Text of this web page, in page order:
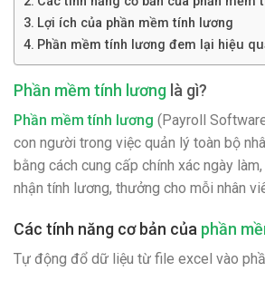
Lợi ích của phần mềm tính lương
Phần mềm tính lương đem lại hiệu
Phần mềm tính lương là gì?
Phần mềm tính lương (Payroll
con người trong việc quản lý toàn bộ
bằng cách cung cấp chính xác ngày
nhận tính lương, thưởng cho mỗi nhân
Các tính năng cơ bản của phần
Tự động đổ dữ liệu từ file excel vào